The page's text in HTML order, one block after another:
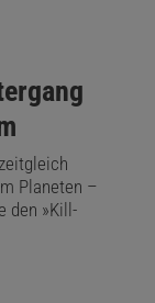
Planeten –
den »Kill-